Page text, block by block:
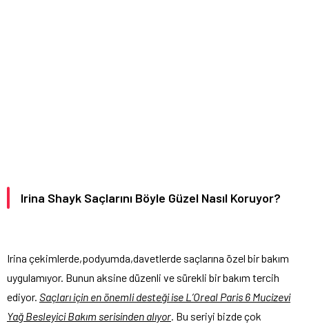
Irina Shayk Saçlarını Böyle Güzel Nasıl Koruyor?
Irina çekimlerde,podyumda,davetlerde saçlarına özel bir bakım
uygulamıyor. Bunun aksine düzenli ve sürekli bir bakım tercih
ediyor. Saçları için en önemli desteği ise L’Oreal Paris 6 Mucizevi
Yağ Besleyici Bakım serisinden alıyor. Bu seriyi bizde çok